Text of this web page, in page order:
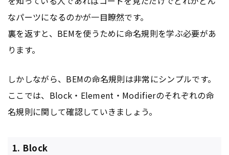
なパーツになるのかが一目瞭然です。
裏を返すと、BEMを使うために命名規則を学ぶ必要があ
ります。
しかしながら、BEMの命名規則は非常にシンプルです。
ここでは、Block・Element・Modifierのそれぞれの命
名規則に関して確認していきましょう。
1. Block